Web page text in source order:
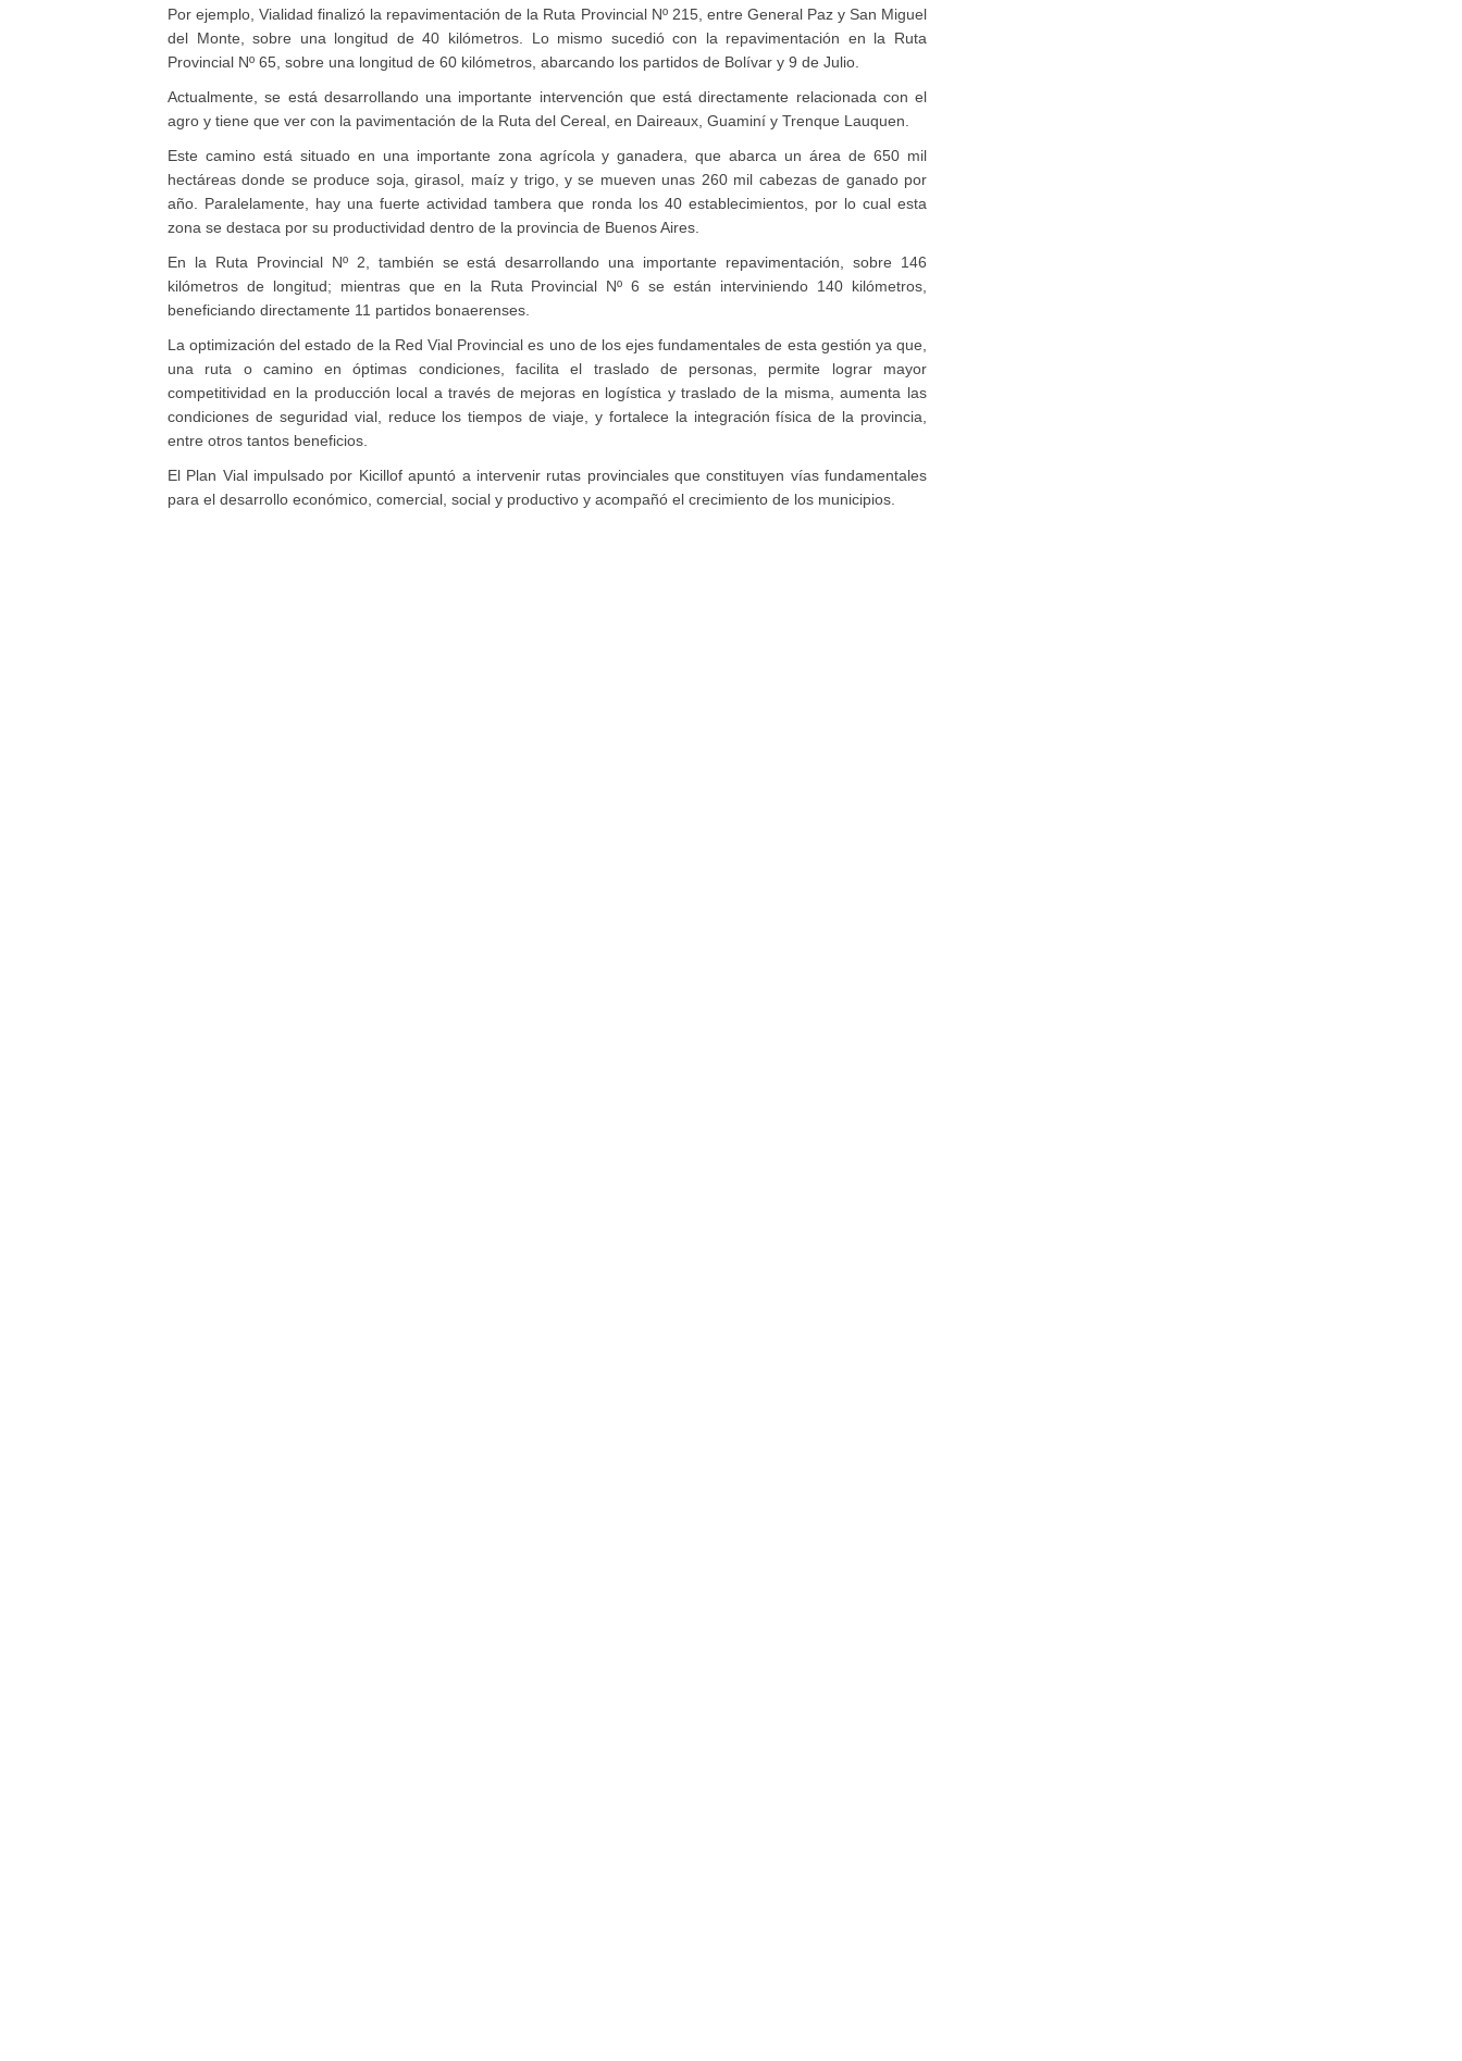
Por ejemplo, Vialidad finalizó la repavimentación de la Ruta Provincial Nº 215, entre General Paz y San Miguel
del Monte, sobre una longitud de 40 kilómetros. Lo mismo sucedió con la repavimentación en la Ruta
Provincial Nº 65, sobre una longitud de 60 kilómetros, abarcando los partidos de Bolívar y 9 de Julio.
Actualmente, se está desarrollando una importante intervención que está directamente relacionada con el
agro y tiene que ver con la pavimentación de la Ruta del Cereal, en Daireaux, Guaminí y Trenque Lauquen.
Este camino está situado en una importante zona agrícola y ganadera, que abarca un área de 650 mil
hectáreas donde se produce soja, girasol, maíz y trigo, y se mueven unas 260 mil cabezas de ganado por
año. Paralelamente, hay una fuerte actividad tambera que ronda los 40 establecimientos, por lo cual esta
zona se destaca por su productividad dentro de la provincia de Buenos Aires.
En la Ruta Provincial Nº 2, también se está desarrollando una importante repavimentación, sobre 146
kilómetros de longitud; mientras que en la Ruta Provincial Nº 6 se están interviniendo 140 kilómetros,
beneficiando directamente 11 partidos bonaerenses.
La optimización del estado de la Red Vial Provincial es uno de los ejes fundamentales de esta gestión ya que,
una ruta o camino en óptimas condiciones, facilita el traslado de personas, permite lograr mayor
competitividad en la producción local a través de mejoras en logística y traslado de la misma, aumenta las
condiciones de seguridad vial, reduce los tiempos de viaje, y fortalece la integración física de la provincia,
entre otros tantos beneficios.
El Plan Vial impulsado por Kicillof apuntó a intervenir rutas provinciales que constituyen vías fundamentales
para el desarrollo económico, comercial, social y productivo y acompañó el crecimiento de los municipios.